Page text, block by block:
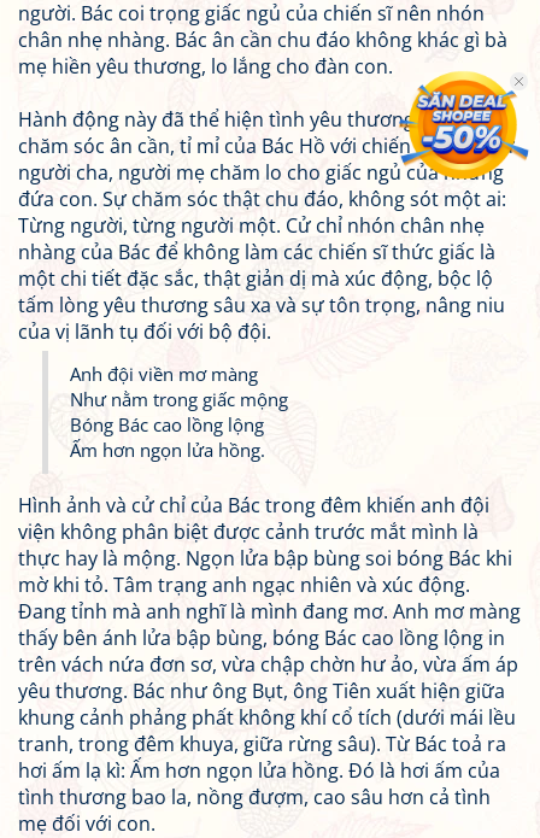
người. Bác coi trọng giấc ngủ của chiến sĩ nên nhón
chân nhẹ nhàng. Bác ân cần chu đáo không khác gì bà
mẹ hiền yêu thương, lo lắng cho đàn con.
Hành động này đã thể hiện tình yêu thương và sự
chăm sóc ân cần, tỉ mỉ của Bác Hồ với chiến sĩ. Bác như
người cha, người mẹ chăm lo cho giấc ngủ của những
đứa con. Sự chăm sóc thật chu đáo, không sót một ai:
Từng người, từng người một. Cử chỉ nhón chân nhẹ
nhàng của Bác để không làm các chiến sĩ thức giấc là
một chi tiết đặc sắc, thật giản dị mà xúc động, bộc lộ
tấm lòng yêu thương sâu xa và sự tôn trọng, nâng niu
của vị lãnh tụ đối với bộ đội.
Anh đội viền mơ màng
Như nằm trong giấc mộng
Bóng Bác cao lồng lộng
Ấm hơn ngọn lửa hồng.
Hình ảnh và cử chỉ của Bác trong đêm khiến anh đội
viện không phân biệt được cảnh trước mắt mình là
thực hay là mộng. Ngọn lửa bập bùng soi bóng Bác khi
mờ khi tỏ. Tâm trạng anh ngạc nhiên và xúc động.
Đang tỉnh mà anh nghĩ là mình đang mơ. Anh mơ màng
thấy bên ánh lửa bập bùng, bóng Bác cao lồng lộng in
trên vách nứa đơn sơ, vừa chập chờn hư ảo, vừa ấm áp
yêu thương. Bác như ông Bụt, ông Tiên xuất hiện giữa
khung cảnh phảng phất không khí cổ tích (dưới mái lều
tranh, trong đêm khuya, giữa rừng sâu). Từ Bác toả ra
hơi ấm lạ kì: Ấm hơn ngọn lửa hồng. Đó là hơi ấm của
tình thương bao la, nồng đượm, cao sâu hơn cả tình
mẹ đối với con.